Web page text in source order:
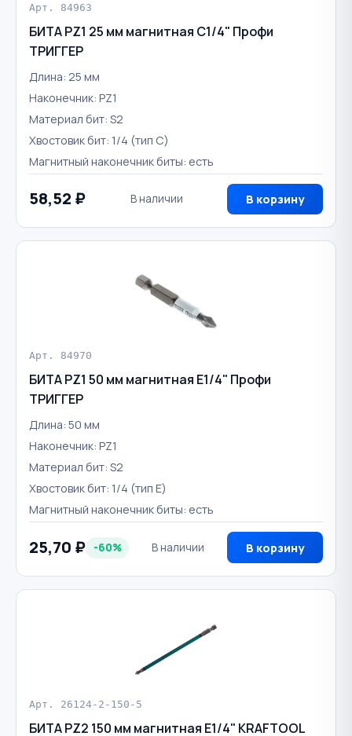
Арт. 84963
БИТА PZ1 25 мм магнитная С1/4" Профи
ТРИГГЕР
Длина: 25 мм
Наконечник: PZ1
Материал бит: S2
Хвостовик бит: 1/4 (тип С)
Магнитный наконечник биты: есть
58,52 ₽ В наличии В корзину
Арт. 84970
БИТА PZ1 50 мм магнитная E1/4" Профи
ТРИГГЕР
Длина: 50 мм
Наконечник: PZ1
Материал бит: S2
Хвостовик бит: 1/4 (тип Е)
Магнитный наконечник биты: есть
25,70 ₽ -60% В наличии В корзину
Арт. 26124-2-150-5
БИТА PZ2 150 мм магнитная E1/4" KRAFTOOL